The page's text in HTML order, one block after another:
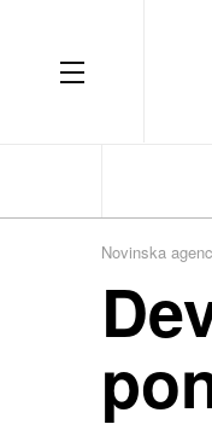
OFF CANVAS
Novinska